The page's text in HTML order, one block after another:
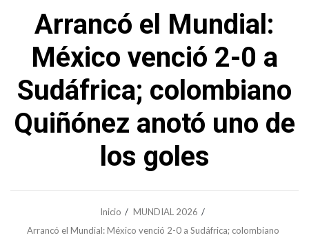
Arrancó el Mundial:
México venció 2-0 a
Sudáfrica; colombiano
Quiñónez anotó uno de
los goles
Inicio
MUNDIAL 2026
Arrancó el Mundial: México venció 2-0 a Sudáfrica; colombiano